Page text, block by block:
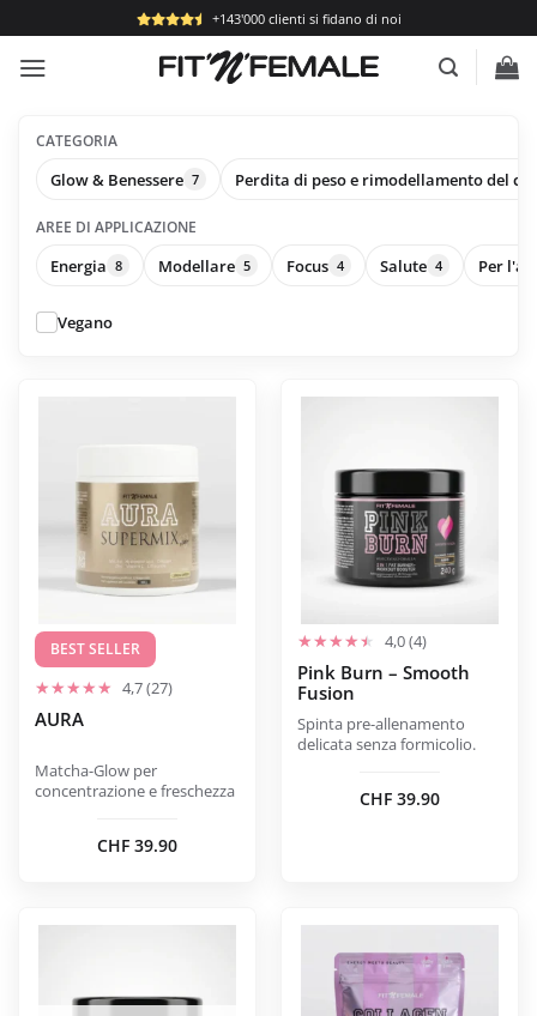
ai
contenuti
+143'000 clienti si fidano di noi
CATEGORIA
Glow & Benessere 7 Perdita di peso e rimodellamento del
AREE DI APPLICAZIONE
Energia 8 Modellare 5 Focus 4 Salute 4 Per
Vegano
BEST SELLER
4,7 (27)
AURA
Matcha-Glow per
concentrazione e freschezza
CHF 39.90
varianti.
possono
scelte
nella
pagina
del
4,0 (4)
Pink Burn – Smooth
Fusion
Spinta pre-allenamento
delicata senza formicolio.
CHF 39.90
Questo
varianti.
opzioni
possono
scelte
nella
pagina
del
prodotto